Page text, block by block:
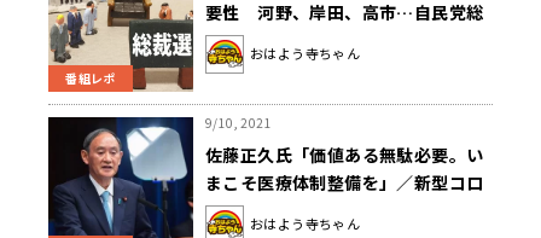
番組レポ
要性 河野、岸田、高市…自民党総
裁選3氏、最も安全保障寄りなの
は？ ～9月13日「おはよう寺ちゃ
おはよう寺ちゃん
9/10, 2021
佐藤正久氏「価値ある無駄必要。い
まこそ医療体制整備を」／新型コロ
ナ ～9月10日「おはよう寺ちゃん」
おはよう寺ちゃん